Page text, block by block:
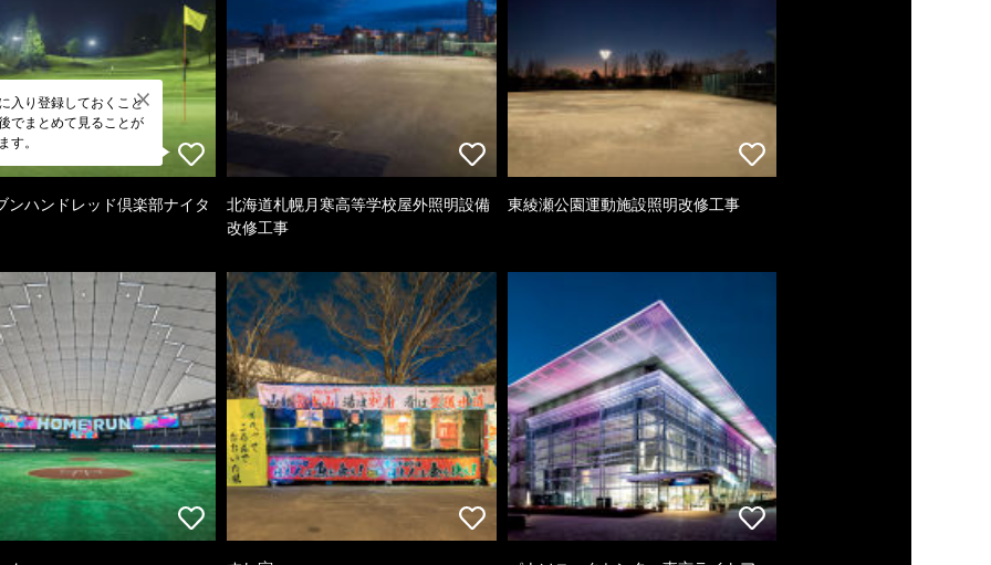
入り登録しておくこと
でまとめて見ることが
す。
ンハンドレッド倶楽部ナイタ
北海道札幌月寒高等学校屋外照明設備
改修工事
東綾瀬公園運動施設照明改修工事